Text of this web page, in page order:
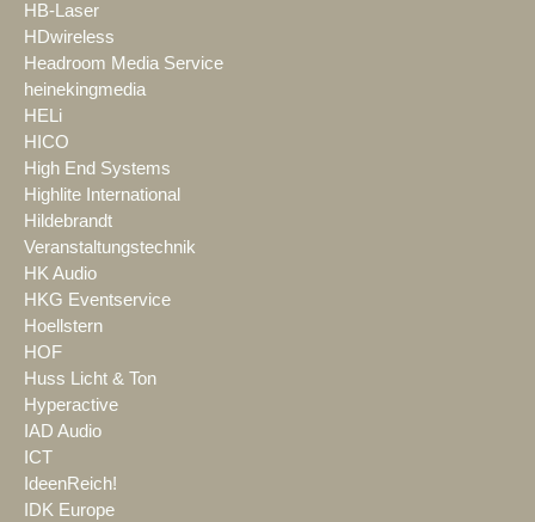
HB-Laser
HDwireless
Headroom Media Service
heinekingmedia
HELi
HICO
High End Systems
Highlite International
Hildebrandt
Veranstaltungstechnik
HK Audio
HKG Eventservice
Hoellstern
HOF
Huss Licht & Ton
Hyperactive
IAD Audio
ICT
IdeenReich!
IDK Europe